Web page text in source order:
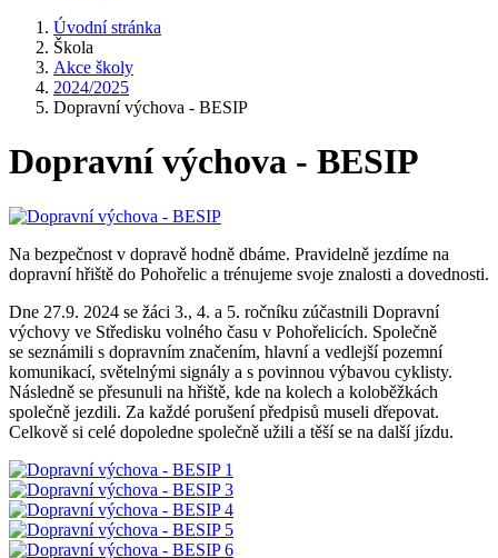
Úvodní stránka
Škola
Akce školy
2024/2025
Dopravní výchova - BESIP
Dopravní výchova - BESIP
Na bezpečnost v dopravě hodně dbáme. Pravidelně jezdíme na
dopravní hřiště do Pohořelic a trénujeme svoje znalosti a dovednosti.
Dne 27.9. 2024 se žáci 3., 4. a 5. ročníku zúčastnili Dopravní
výchovy ve Středisku volného času v Pohořelicích. Společně
se seznámili s dopravním značením, hlavní a vedlejší pozemní
komunikací, světelnými signály a s povinnou výbavou cyklisty.
Následně se přesunuli na hřiště, kde na kolech a koloběžkách
společně jezdili. Za každé porušení předpisů museli dřepovat.
Celkově si celé dopoledne společně užili a těší se na další jízdu.